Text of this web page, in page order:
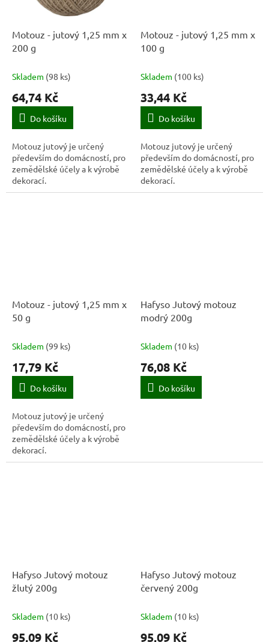
Motouz - jutový 1,25 mm x
200 g
Skladem (98 ks)
64,74 Kč
Do košíku
Motouz jutový je určený
především do domácností, pro
zemědělské účely a k výrobě
dekorací.
Motouz - jutový 1,25 mm x
100 g
Skladem (100 ks)
33,44 Kč
Do košíku
Motouz jutový je určený
především do domácností, pro
zemědělské účely a k výrobě
dekorací.
Motouz - jutový 1,25 mm x
50 g
Skladem (99 ks)
17,79 Kč
Do košíku
Motouz jutový je určený
především do domácností, pro
zemědělské účely a k výrobě
dekorací.
Hafyso Jutový motouz
modrý 200g
Skladem (10 ks)
76,08 Kč
Do košíku
Hafyso Jutový motouz
žlutý 200g
Skladem (10 ks)
95,09 Kč
Hafyso Jutový motouz
červený 200g
Skladem (10 ks)
95,09 Kč